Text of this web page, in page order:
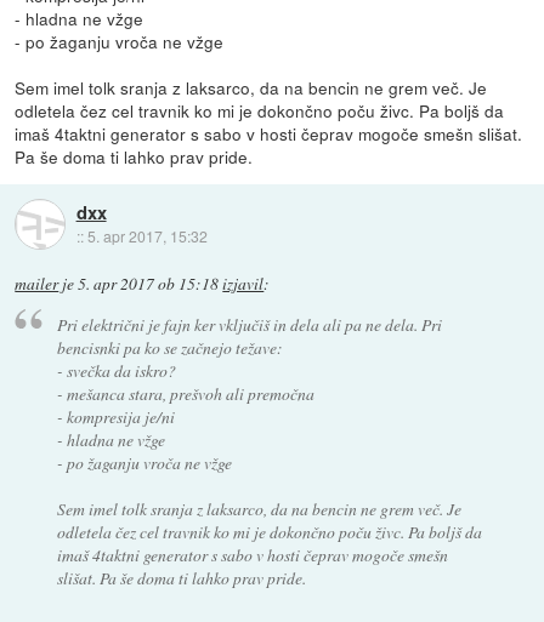
- hladna ne vžge
- po žaganju vroča ne vžge
Sem imel tolk sranja z laksarco, da na bencin ne grem več. Je
odletela čez cel travnik ko mi je dokončno poču živc. Pa boljš da
imaš 4taktni generator s sabo v hosti čeprav mogoče smešn slišat.
Pa še doma ti lahko prav pride.
dxx
:: 5. apr 2017, 15:32
mailerje5. apr 2017 ob 15:18izjavil:
Pri električni je fajn ker vključiš in dela ali pa ne dela. Pri
bencisnki pa ko se začnejo težave:
- svečka da iskro?
- mešanca stara, prešvoh ali premočna
- kompresija je/ni
- hladna ne vžge
- po žaganju vroča ne vžge
Sem imel tolk sranja z laksarco, da na bencin ne grem več. Je
odletela čez cel travnik ko mi je dokončno poču živc. Pa boljš da
imaš 4taktni generator s sabo v hosti čeprav mogoče smešn
slišat. Pa še doma ti lahko prav pride.